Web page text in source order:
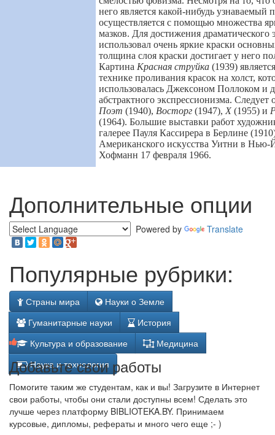
него является какой-нибудь узнаваемый
осуществляется с помощью множества
мазков. Для достижения
использовал очень яркие краски
толщина слоя краски достигает у него
Картина Красная струйка (1939)
технике проливания красок на холст,
использовалась Джексоном Поллоком и
абстрактного экспрессионизма. Следует
Поэт (1940), Восторг (1947), Х (1955) и
(1964). Большие выставки работ
галерее Пауля Кассирера в Берлине
Американского искусства Уитни в Нью-
Хофманн 17 февраля 1966.
Дополнительные опции
Powered by Translate
Популярные рубрики:
Страны мира
Науки о Земле
Гуманитарные науки
История
Культура и образование
Медицина
Наука и технология
Добавьте свои работы
Помогите таким же студентам, как и вы! Загрузите в Интернет
свои работы, чтобы они стали доступны всем! Сделать это
лучше через платформу BIBLIOTEKA.BY. Принимаем
курсовые, дипломы, рефераты и много чего еще ;- )